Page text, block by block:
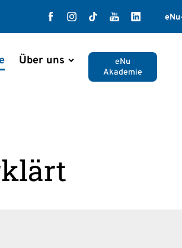
Facebook
Instagram
TikTokYouTube
Über uns
eNu
Akademie